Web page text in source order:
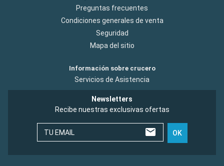
Preguntas frecuentes
Condiciones generales de venta
Seguridad
Mapa del sitio
Información sobre crucero
Servicios de Asistencia
Newsletters
Recibe nuestras exclusivas ofertas
TU EMAIL OK